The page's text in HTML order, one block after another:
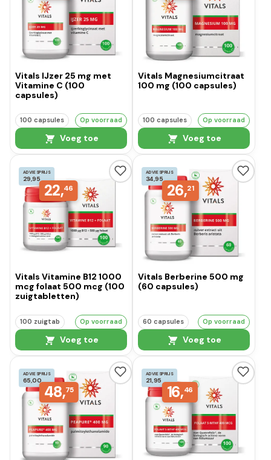
Vitals IJzer 25 mg met
Vitamine C (100
capsules)
100 capsules Op voorraad
Voeg toe
Vitals Magnesiumcitraat
100 mg (100 capsules)
100 capsules Op voorraad
Voeg toe
ADVIESPRIJS
29,95
22,46
Vitals Vitamine B12 1000
mcg folaat 500 mcg (100
zuigtabletten)
100 zuigtab Op voorraad
Voeg toe
ADVIESPRIJS
34,95
26,21
Vitals Berberine 500 mg
(60 capsules)
60 capsules Op voorraad
Voeg toe
ADVIESPRIJS
65,00
48,75
ADVIESPRIJS
21,95
16,46